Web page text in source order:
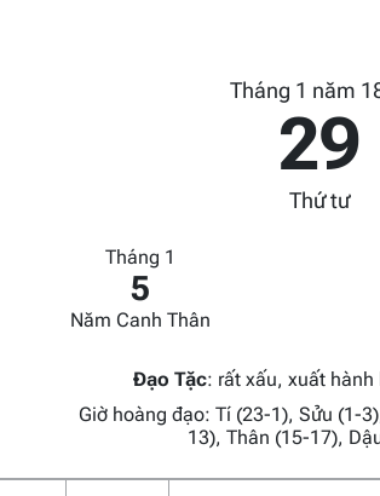
Tháng 1 năm
29
Thứ tư
Tháng 1
5
Năm Canh Thân
Đạo Tặc: rất xấu, xuất
Giờ hoàng đạo: Tí (23-1), Sửu (1-
13), Thân (15-17),